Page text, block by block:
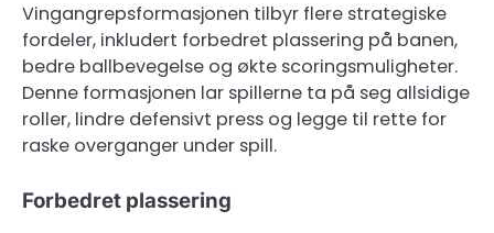
Vingangrepsformasjonen tilbyr flere strategiske
fordeler, inkludert forbedret plassering på banen,
bedre ballbevegelse og økte scoringsmuligheter.
Denne formasjonen lar spillerne ta på seg allsidige
roller, lindre defensivt press og legge til rette for
raske overganger under spill.
Forbedret plassering